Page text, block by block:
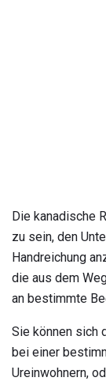
Die kanadische
zu sein, den
Handreichung
die aus dem
an bestimmte
Sie können sich
bei einer
Ureinwohnern,